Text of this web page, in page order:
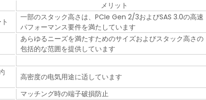
メリット
一部のスタック高さは、PCIe Gen 2/3およびSAS 3.0の高速
パフォーマンス要件を満たしています
あらゆるニーズを満たすためのサイズおよびスタック高さの
包括的な范囲を提供しています
高密度の电気用途に适しています
マッチング時の端子破損防止